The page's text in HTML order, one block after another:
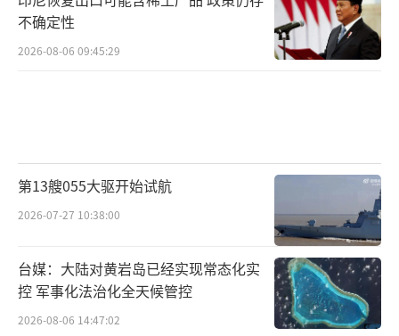
不确定性
2026-08-06 09:45:29
第13艘055大驱开始试航
2026-07-27 10:38:00
台媒：大陆对黄岩岛已经实现常态化实
控 军事化法治化全天候管控
2026-08-06 14:47:02